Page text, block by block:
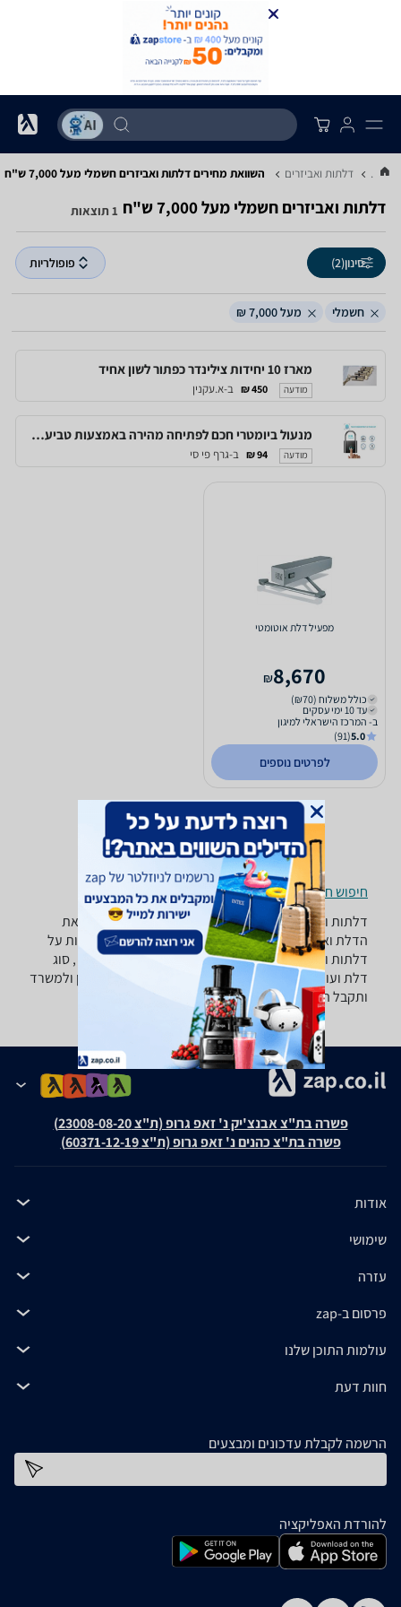
... דלתות ואביזרים השוואת מחירים דלתות ואביזרים ‏חשמלי ‏מעל 7,000 ‏ש"ח
דלתות ואביזרים ‏חשמלי ‏מעל 7,000 ‏ש"ח 1 תוצאות
סינון(2) פופולריות
חשמלי מעל 7,000 ₪
מארז 10 יחידות צילינדר כפתור לשון אחיד
מודעה 450 ₪ ב-א.עקנין
מנעול ביומטרי חכם לפתיחה מהירה באמצעות טביעת אצבע, לשימוש של עד 10 משתמשים
מודעה 94 ₪ ב-גרף פי סי
מפעיל דלת אוטומטי
8,670
₪
כולל משלוח (₪70)
עד 10 ימי עסקים
ב- המרכז הישראלי למיגון
5.0
(91)
לפרטים נוספים
חיפוש חנויות דלתות ואביזרים לפי עיר
דלתות ואביזרים - ‏חשמלי ‏מעל 7,000 ‏ש"ח רוצה למצוא את
הדלת ואביזר שאתה צריך? רק בזאפ תמצא מאות ביקורות על
דלתות ואביזרים מערכת סינון מתקדמת לפי סוג המוצר , סוג
דלת ועוד, השוואת מחירים ביותר מאלף חנויות לבית לגן ולמשרד
ותקבל החלטה חכמה!
פשרה בת"צ אבנצ'יק נ' זאפ גרופ (ת"צ 23008-08-20)
פשרה בת"צ כהנים נ' זאפ גרופ (ת"צ 60371-12-19)
אודות
שימושי
עזרה
פרסום ב-zap
עולמות התוכן שלנו
חוות דעת
הרשמה לקבלת עדכונים ומבצעים
להורדת האפליקציה